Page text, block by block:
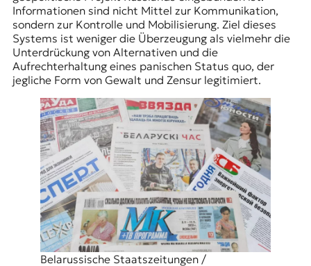
Informationen sind nicht Mittel zur Kommunikation,
sondern zur Kontrolle und Mobilisierung. Ziel dieses
Systems ist weniger die Überzeugung als vielmehr die
Unterdrückung von Alternativen und die
Aufrechterhaltung eines panischen Status quo, der
jegliche Form von Gewalt und Zensur legitimiert.
Belarussische Staatszeitungen /